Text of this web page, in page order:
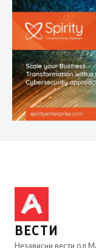
ВЕСТИ
Независни вести од